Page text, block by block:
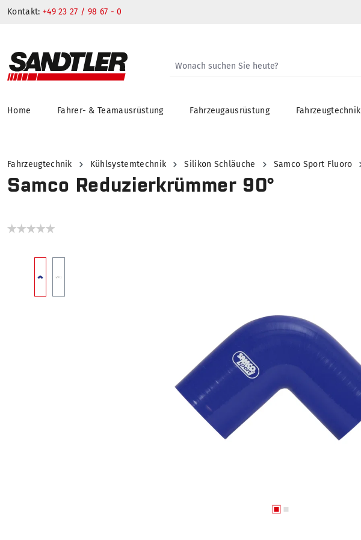
Kontakt: +49 23 27 / 98 67 - 0
Home Fahrer- & Teamausrüstung Fahrzeugausrüstung Fahrzeugtechnik
Fahrzeugtechnik Kühlsystemtechnik Silikon Schläuche Samco Sport Fluoro
Samco Reduzierkrümmer 90°